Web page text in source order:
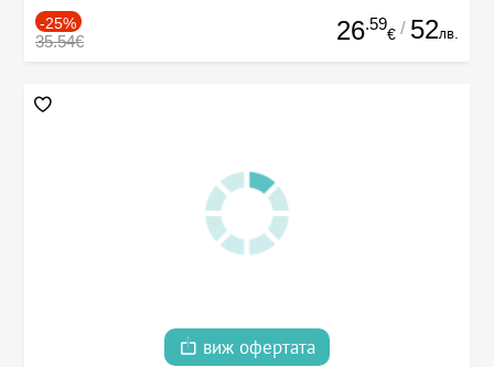
-25%
35.54€ 26.59
€ / 52лв.
виж офертата